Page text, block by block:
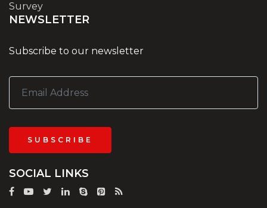
Survey
NEWSLETTER
Subscribe to our newsletter
SUBSCRIBE
SOCIAL LINKS